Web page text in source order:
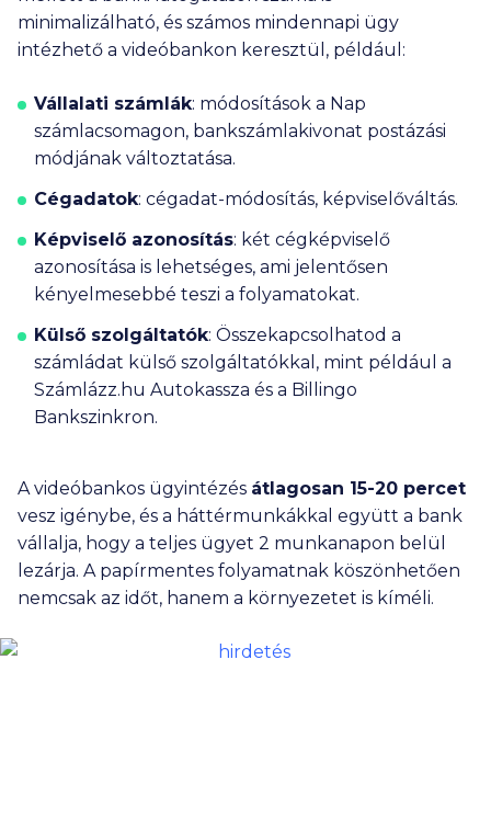
minimalizálható, és számos mindennapi ügy
intézhető a videóbankon keresztül, például:
Vállalati számlák: módosítások a Nap
számlacsomagon, bankszámlakivonat postázási
módjának változtatása.
Cégadatok: cégadat-módosítás, képviselőváltás.
Képviselő azonosítás: két cégképviselő
azonosítása is lehetséges, ami jelentősen
kényelmesebbé teszi a folyamatokat.
Külső szolgáltatók: Összekapcsolhatod a
számládat külső szolgáltatókkal, mint például a
Számlázz.hu Autokassza és a Billingo
Bankszinkron.
A videóbankos ügyintézés átlagosan 15-20 percet
vesz igénybe, és a háttérmunkákkal együtt a bank
vállalja, hogy a teljes ügyet 2 munkanapon belül
lezárja. A papírmentes folyamatnak köszönhetően
nemcsak az időt, hanem a környezetet is kíméli.